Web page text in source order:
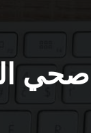
/ 99009522